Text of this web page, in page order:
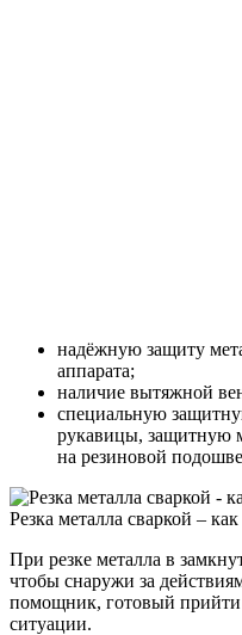
надёжную защиту
аппарата;
наличие вытяжной
специальную
рукавицы, защитную
на резиновой
Резка металла сваркой –
При резке металла в
чтобы снаружи за
помощник, готовый
ситуации.